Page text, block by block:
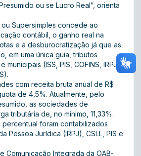
ou se Lucro Real”, orienta
ou Supersimples concede ao
contábil, o ganho real na
e a desburocratização já que as
em uma única guia, tributos
(ISS, PIS, COFINS, IRPJ,
com receita bruta anual de R$
de 4,5%. Atualmente, pelo
as sociedades de
tributária de, no mínimo, 11,33%.
percentual foram contabilizados
Pessoa Jurídica (IRPJ), CSLL, PIS e
Comunicação Integrada da OAB-